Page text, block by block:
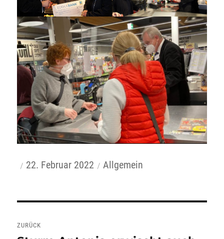
Autor
Veröffentlicht
22. Februar 2022 Kategorien
Allgemein
ZURÜCK